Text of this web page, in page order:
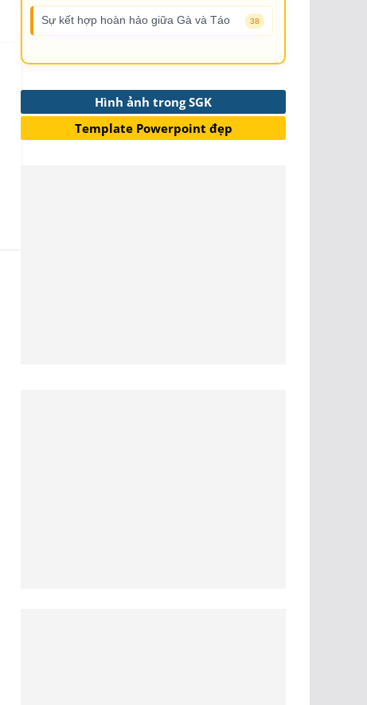
Sự kết hợp hoàn hảo giữa Gà và Táo 38
Hình ảnh trong SGK
Template Powerpoint đẹp